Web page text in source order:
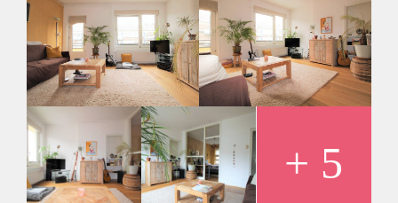
- 50m2
- Fully furnished
- Bathroom with separate shower and sink
- Seperate toilet
- Spacious sunny balcony
- Close to public transport
- Wooden floors
- Registration possible
Rental price € 1350,- excluding utilities
Deposit equal to 2 months rent
+ 5